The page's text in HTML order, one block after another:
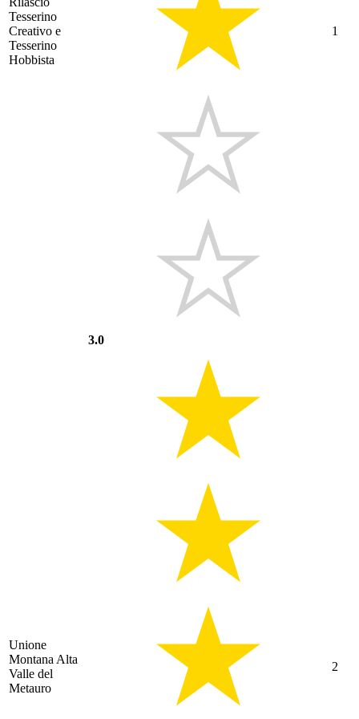
Tesserino
Creativo e
Tesserino
Hobbista
3.0
1
Unione
Montana Alta
Valle del
Metauro
2